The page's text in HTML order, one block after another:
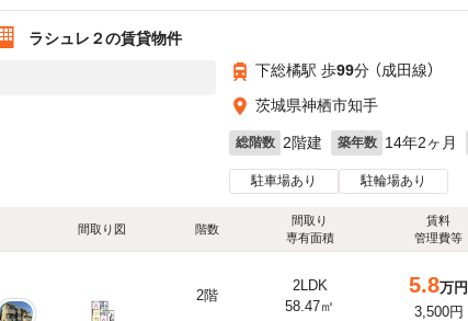
ラシュレ２の賃貸物件
下総橘駅 歩99分 （成田線）
茨城県神栖市知手
総階数 2階建 築年数 14年2ヶ月
駐車場あり 駐輪場あり
間取り図 階数
間取り
専有面積
賃料
管理費等
2階
2LDK
58.47㎡
5.8万円
3,500円